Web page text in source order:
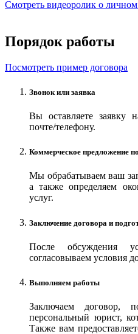
Смотреть видеоролик о
Порядок работы
Посмотреть пример договора
Звонок или заявка
Вы оставляете заявку
почте/телефону.
Коммерческое предложение
Мы обрабатываем ваш
а также определяем
услуг.
Заключение договора и
После обсуждения
согласовываем условия
Выполняем работы
Заключаем договор,
персональный юрист,
Также вам